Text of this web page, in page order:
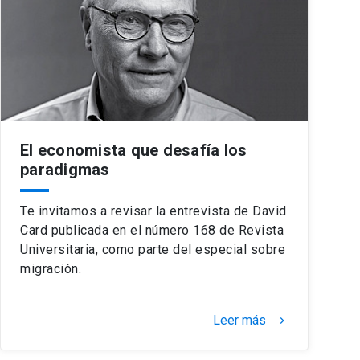
El economista que desafía los
paradigmas
Te invitamos a revisar la entrevista de David
Card publicada en el número 168 de Revista
Universitaria, como parte del especial sobre
migración.
Leer más keyboard_arrow_right